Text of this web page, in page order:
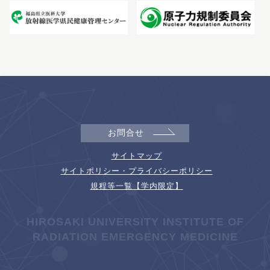
お問合せ
サイトマップ
サイトポリシー・プライバシーポリシー
規程等一覧【学内限定】
HIROSAKI UNIVERSITY INSTITUTE OF
RADIATION EMERGENCY MEDICINE